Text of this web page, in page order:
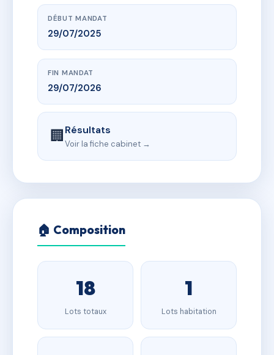
DÉBUT MANDAT
29/07/2025
FIN MANDAT
29/07/2026
🏢Résultats
Voir la fiche cabinet →
🏠 Composition
18
Lots totaux
1
Lots habitation